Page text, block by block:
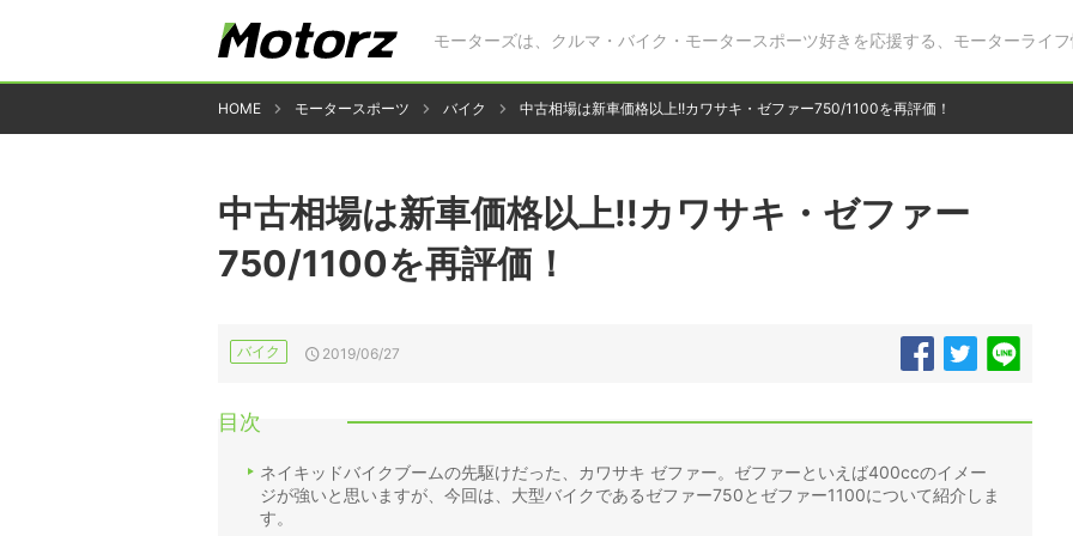
モーターズは、クルマ・バイク・モータースポーツ好きを応援する、モーターライフ
HOME モータースポーツ バイク 中古相場は新車価格以上!!カワサキ・ゼファー750/1100を再評価！
中古相場は新車価格以上!!カワサキ・ゼファー
750/1100を再評価！
バイク 2019/06/27
目次
ネイキッドバイクブームの先駆けだった、カワサキ ゼファー。ゼファーといえば400ccのイメー
ジが強いと思いますが、今回は、大型バイクであるゼファー750とゼファー1100について紹介しま
す。